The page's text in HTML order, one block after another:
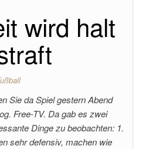
wird halt
Sie da Spiel gestern Abend
Free-TV. Da gab es zwei
Dinge zu beobachten: 1.
sehr defensiv, machen wie